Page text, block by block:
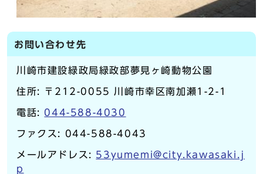
お問い合わせ先
川崎市建設緑政局緑政部夢見ヶ崎動物公園
住所: 〒212-0055 川崎市幸区南加瀬1-2-1
電話: 044-588-4030
ファクス: 044-588-4043
メールアドレス: 53yumemi@city.kawasaki.j
p